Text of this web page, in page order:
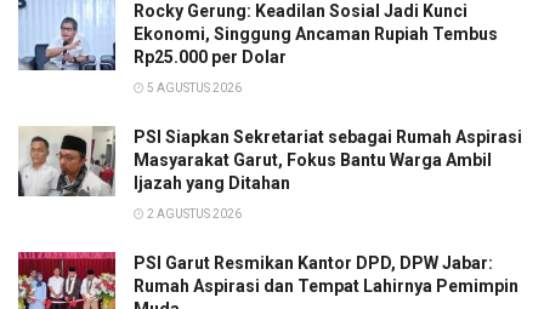
Rocky Gerung: Keadilan Sosial Jadi Kunci
Ekonomi, Singgung Ancaman Rupiah Tembus
Rp25.000 per Dolar
5 AGUSTUS 2026
PSI Siapkan Sekretariat sebagai Rumah Aspirasi
Masyarakat Garut, Fokus Bantu Warga Ambil
Ijazah yang Ditahan
2 AGUSTUS 2026
PSI Garut Resmikan Kantor DPD, DPW Jabar:
Rumah Aspirasi dan Tempat Lahirnya Pemimpin